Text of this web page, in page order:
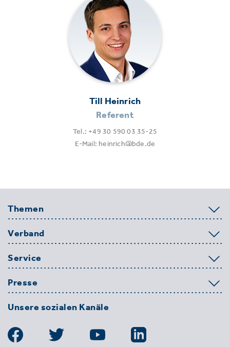
Till Heinrich
Referent
Tel.: +49 30 590 03 35-25
E-Mail: heinrich@bde.de
Themen
Verband
Service
Presse
Unsere sozialen Kanäle